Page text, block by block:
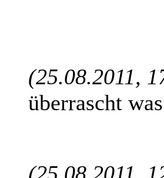
(25.08.2011,
überrascht